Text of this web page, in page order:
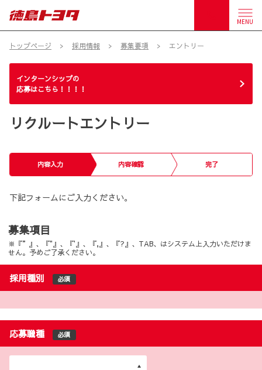
MENU
トップページ 採用情報 募集要項 エントリー
インターンシップの
応募はこちら！！！！
リクルートエントリー
内容入力 内容確認 完了
下記フォームにご入力ください。
募集項目
※『”』、『"』、『'』、『,』、『?』、TAB、はシステム上入力いただけま
せん。予めご了承ください。
採用種別 必須
応募職種 必須